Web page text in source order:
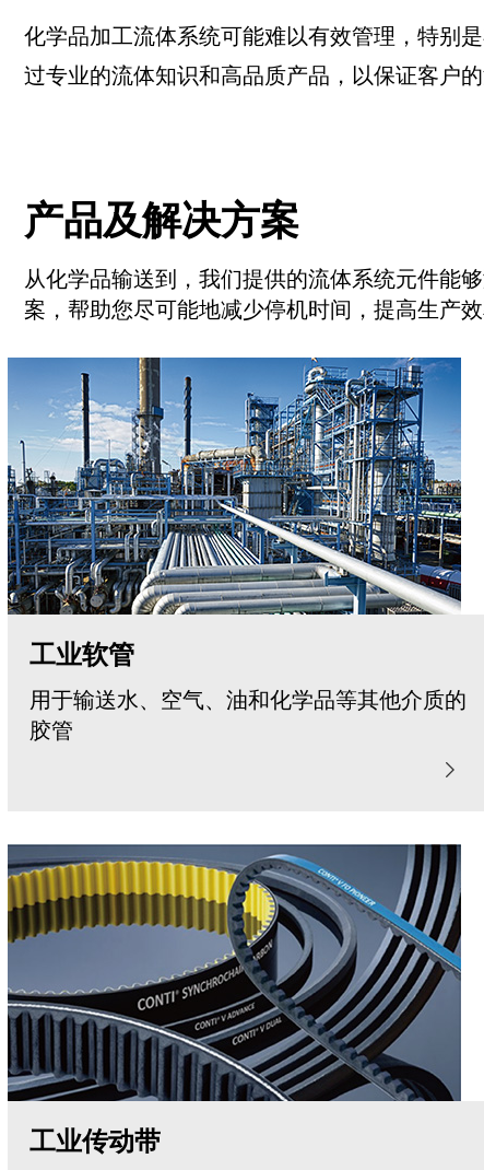
化学品加工流体系统可能难以有效管理，特别
过专业的流体知识和高品质产品，以保证客户
产品及解决方案
从化学品输送到，我们提供的流体系统元件能
案，帮助您尽可能地减少停机时间，提高生产效
工业软管
用于输送水、空气、油和化学品等其他介质的
胶管
工业传动带